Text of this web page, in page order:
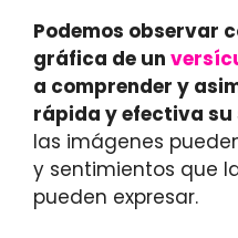
Podemos observar
gráfica de un
a comprender y
rápida y efectiva
las imágenes
y sentimientos que
pueden expresar.